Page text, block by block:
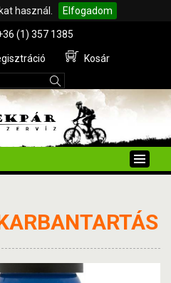
használ. Elfogadom
(1) 357 1385
Kosár
Toggle